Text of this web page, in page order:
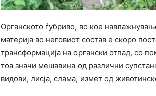
Органското ѓубриво, во кое
материја во неговиот состав е скоро
трансформација на органски отпад, со
тоа значи мешавина од различни
видови, лисја, слама, измет од